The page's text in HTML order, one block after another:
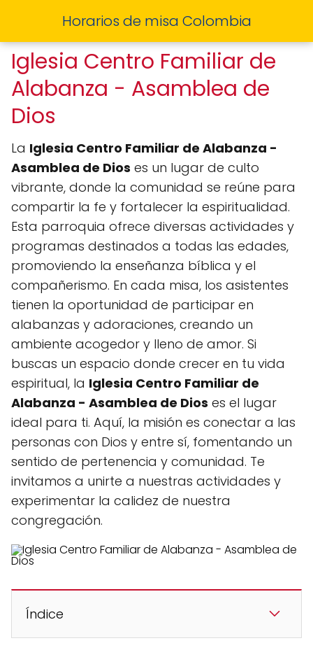
Horarios de misa Colombia
Iglesia Centro Familiar de
Alabanza - Asamblea de
Dios
La Iglesia Centro Familiar de Alabanza -
Asamblea de Dios es un lugar de culto
vibrante, donde la comunidad se reúne para
compartir la fe y fortalecer la espiritualidad.
Esta parroquia ofrece diversas actividades y
programas destinados a todas las edades,
promoviendo la enseñanza bíblica y el
compañerismo. En cada misa, los asistentes
tienen la oportunidad de participar en
alabanzas y adoraciones, creando un
ambiente acogedor y lleno de amor. Si
buscas un espacio donde crecer en tu vida
espiritual, la Iglesia Centro Familiar de
Alabanza - Asamblea de Dios es el lugar
ideal para ti. Aquí, la misión es conectar a las
personas con Dios y entre sí, fomentando un
sentido de pertenencia y comunidad. Te
invitamos a unirte a nuestras actividades y
experimentar la calidez de nuestra
congregación.
Índice